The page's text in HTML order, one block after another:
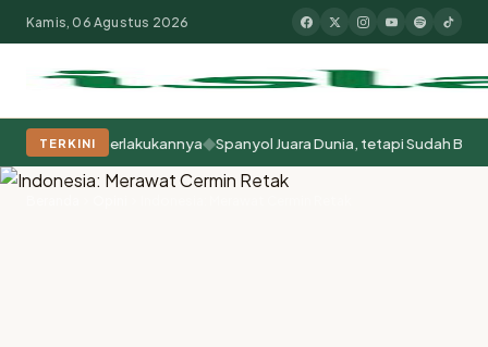
Populer:Moderasi BeragamaKhutbah JumatPesantrenTokoh
Kamis, 06 Agustus 2026
TERKINI
Memperlakukannya◆Spanyol Juara Dunia, tetapi Sudah Berabad-